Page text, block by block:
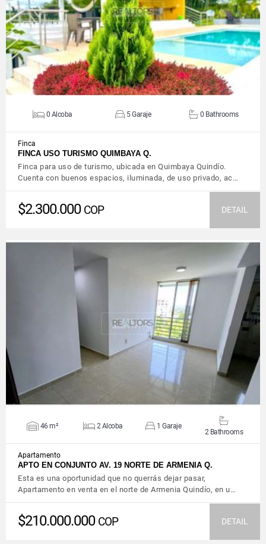
VIEW DETAILS
0 Alcoba 5 Garaje 0 Bathrooms
Finca
FINCA USO TURISMO QUIMBAYA Q.
Finca para uso de turismo, ubicada en Quimbaya Quindío.
Cuenta con buenos espacios, iluminada, de uso privado, ac…
$2.300.000 COP DETAIL
VIEW DETAILS
46 m² 2 Alcoba 1 Garaje
2 Bathrooms
Apartamento
APTO EN CONJUNTO AV. 19 NORTE DE ARMENIA Q.
Esta es una oportunidad que no querrás dejar pasar,
Apartamento en venta en el norte de Armenia Quindío, en u…
$210.000.000 COP DETAIL